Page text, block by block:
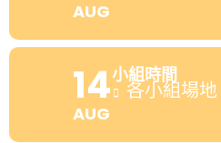
AUG
14
AUG
小組時間
各小組場地